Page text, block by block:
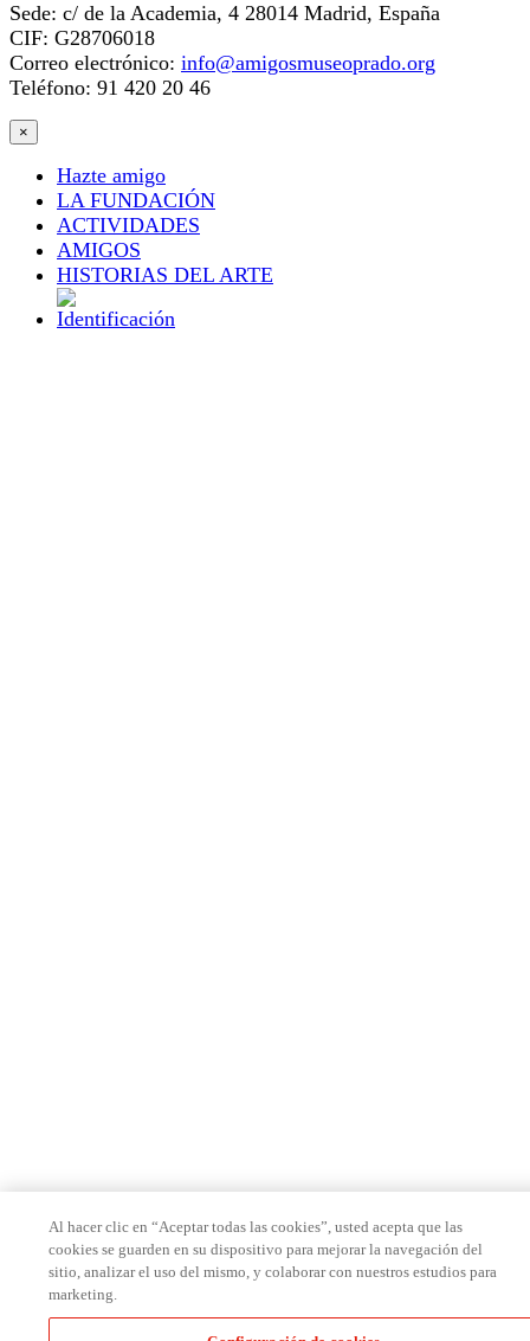
Sede: c/ de la Academia, 4 28014 Madrid, España
CIF: G28706018
Correo electrónico: info@amigosmuseoprado.org
Teléfono: 91 420 20 46
×
Hazte amigo
LA FUNDACIÓN
ACTIVIDADES
AMIGOS
HISTORIAS DEL ARTE
Al hacer clic en “Aceptar todas las cookies”, usted acepta que las
cookies se guarden en su dispositivo para mejorar la navegación del
sitio, analizar el uso del mismo, y colaborar con nuestros estudios para
marketing.